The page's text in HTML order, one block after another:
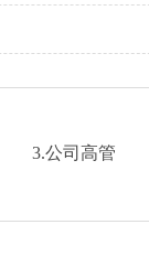
3.公司高管